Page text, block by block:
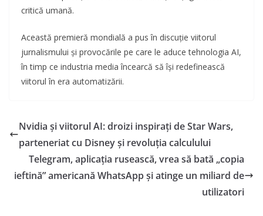
critică umană.
Această premieră mondială a pus în discuție viitorul
jurnalismului și provocările pe care le aduce tehnologia AI,
în timp ce industria media încearcă să își redefinească
viitorul în era automatizării.
Nvidia și viitorul AI: droizi inspirați de Star Wars,
parteneriat cu Disney și revoluția calculului
Telegram, aplicația rusească, vrea să bată „copia
ieftină” americană WhatsApp și atinge un miliard de
utilizatori